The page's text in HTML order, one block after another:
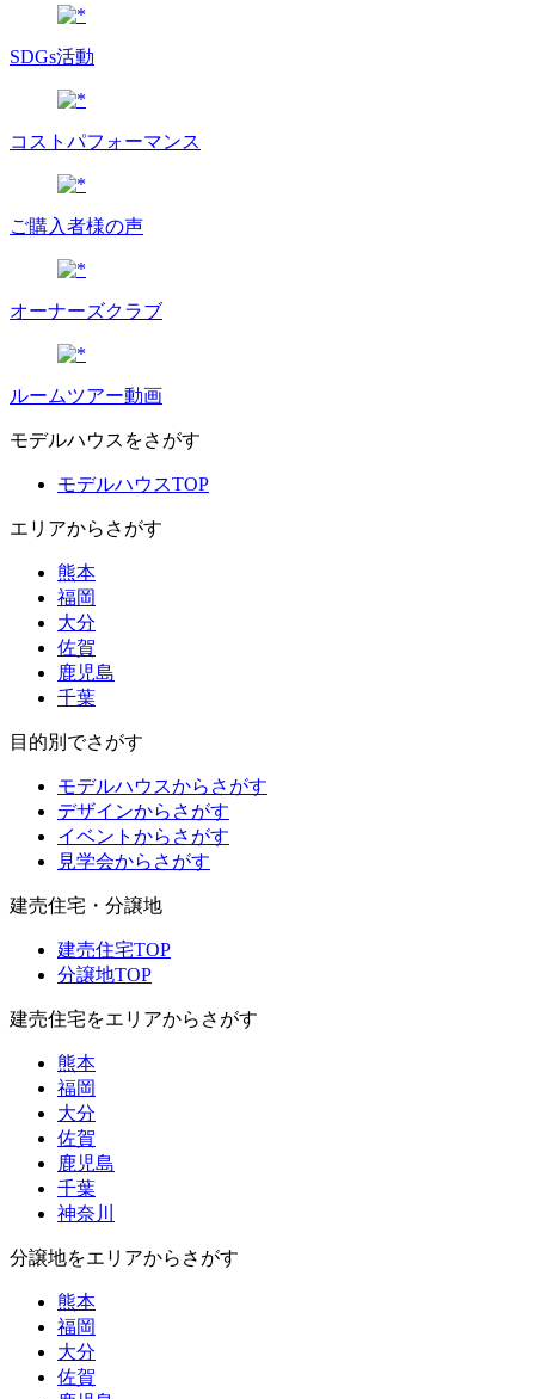
SDGs活動
コストパフォーマンス
ご購入者様の声
オーナーズクラブ
ルームツアー動画
モデルハウスをさがす
モデルハウスTOP
エリアからさがす
熊本
福岡
大分
佐賀
鹿児島
千葉
目的別でさがす
モデルハウスからさがす
デザインからさがす
イベントからさがす
見学会からさがす
建売住宅・分譲地
建売住宅TOP
分譲地TOP
建売住宅をエリアからさがす
熊本
福岡
大分
佐賀
鹿児島
千葉
神奈川
分譲地をエリアからさがす
熊本
福岡
大分
佐賀